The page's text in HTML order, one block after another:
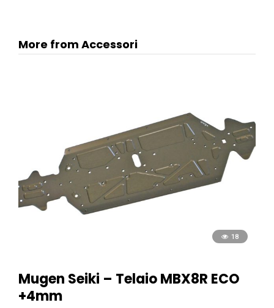
More from Accessori
18
Mugen Seiki – Telaio MBX8R ECO
+4mm